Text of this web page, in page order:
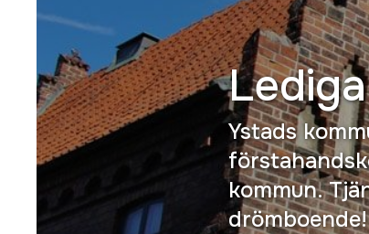
Ystads
kommun.
drömboende!